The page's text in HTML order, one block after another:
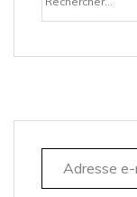
i
a Adresse e-mail